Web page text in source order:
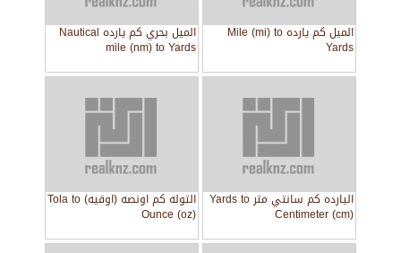
الميل كم يارده Mile (mi) to
Yards
الميل بحري كم يارده Nautical
mile (nm) to Yards
اليارده كم سانتي متر Yards to
Centimeter (cm)
التوله كم اونصه (اوقيه) Tola to
Ounce (oz)